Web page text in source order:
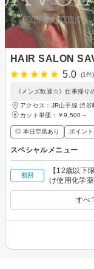
HAIR SALON
5.0
(1件)
《メンズ歓迎☆》仕事帰り
アクセス：JR山手線 渋谷
カット単価： ￥9,500～
◎ 本日空席あり ポイン
スペシャルメニュー
初回
【12歳以下
け使用化学
すべ